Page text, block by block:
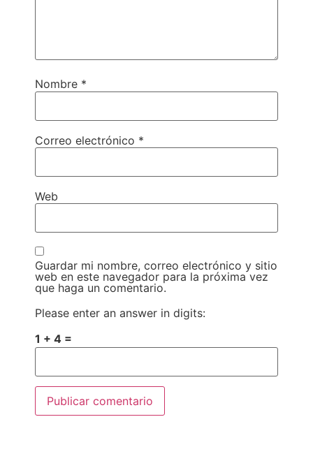
Nombre *
Correo electrónico *
Web
Guardar mi nombre, correo electrónico y sitio
web en este navegador para la próxima vez
que haga un comentario.
Please enter an answer in digits:
1 + 4 =